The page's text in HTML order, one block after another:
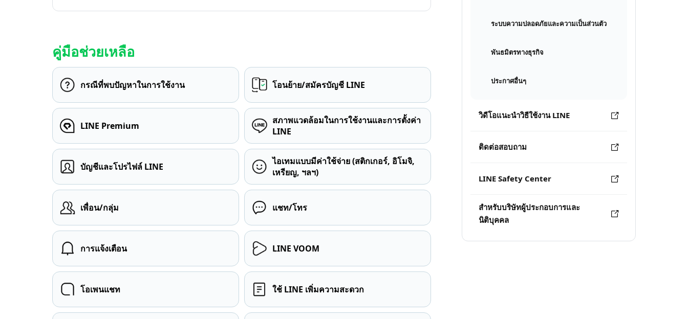
ระบบความปลอดภัยและความเป็นส่วนตัว
พันธมิตรทางธุรกิจ
ประกาศอื่นๆ
วิดีโอแนะนำวิธีใช้งาน LINE
ติดต่อสอบถาม
LINE Safety Center
สำหรับบริษัทผู้ประกอบการและ
นิติบุคคล
คู่มือช่วยเหลือ
กรณีที่พบปัญหาในการใช้งาน โอนย้าย/สมัครบัญชี LINE
LINE Premium
สภาพแวดล้อมในการใช้งานและการตั้งค่า
LINE
บัญชีและโปรไฟล์ LINE
ไอเทมแบบมีค่าใช้จ่าย (สติกเกอร์, อิโมจิ,
เหรียญ, ฯลฯ)
เพื่อน/กลุ่ม แชท/โทร
การแจ้งเตือน LINE VOOM
โอเพนแชท ใช้ LINE เพิ่มความสะดวก